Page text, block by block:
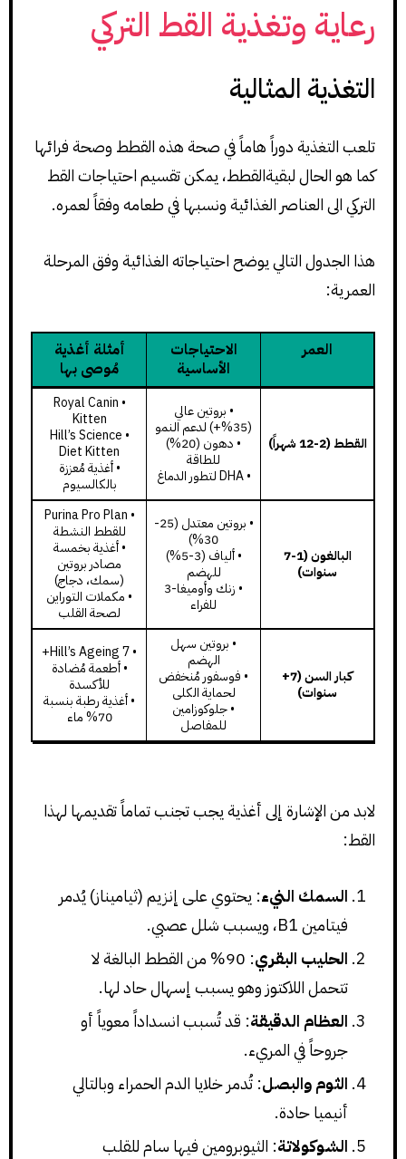
رعاية وتغذية القط التركي
التغذية المثالية
تلعب التغذية دوراً هاماً في صحة هذه القطط وصحة فرائها
كما هو الحال لبقيةالقطط، يمكن تقسيم احتياجات القط
التركي الى العناصر الغذائية ونسبها في طعامه وفقاً لعمره.
هذا الجدول التالي يوضح احتياجاته الغذائية وفق المرحلة
العمرية:
العمر
الاحتياجات
الأساسية
أمثلة أغذية
مُوصى بها
القطط (2-12 شهراً)
• بروتين عالي
(35%+) لدعم النمو
• دهون (20%)
للطاقة
• DHA لتطور الدماغ
• Royal Canin
Kitten
• Hill’s Science
Diet Kitten
• أغذية مُعززة
بالكالسيوم
البالغون (1-7
سنوات)
• بروتين معتدل (25-
30%)
• ألياف (3-5%)
للهضم
• زنك وأوميغا-3
للفراء
• Purina Pro Plan
للقطط النشطة
• أغذية بخمسة
مصادر بروتين
(سمك، دجاج)
• مكملات التوراين
لصحة القلب
كبار السن (7+
سنوات)
• بروتين سهل
الهضم
• فوسفور مُنخفض
لحماية الكلى
• جلوكوزامين
للمفاصل
• Hill’s Ageing 7+
• أطعمة مُضادة
للأكسدة
• أغذية رطبة بنسبة
70% ماء
لابد من الإشارة إلى أغذية يجب تجنب تماماً تقديمها لهذا
القط:
السمك النيء: يحتوي على إنزيم (ثياميناز) يُدمر
فيتامين B1، ويسبب شلل عصبي.
الحليب البقري
: 90% من القطط البالغة لا
تتحمل اللاكتوز وهو يسبب إسهال حاد لها.
العظام الدقيقة: قد تُسبب انسداداً معوياً أو
جروحاً في المريء.
الثوم والبصل: تُدمر خلايا الدم الحمراء وبالتالي
أنيميا حادة.
الشوكولاتة: الثيوبرومين فيها سام للقلب